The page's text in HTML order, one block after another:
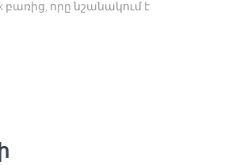
որը նշանակում է